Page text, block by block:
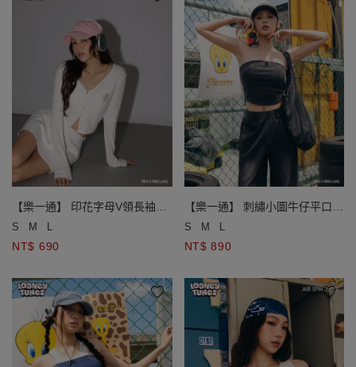
【樂一通】 印花字母V領長袖排
扣開襟衫
S M L
NT$ 690
【樂一通】 刺繡小圖牛仔平口上
衣(附胸墊)
S M L
NT$ 890